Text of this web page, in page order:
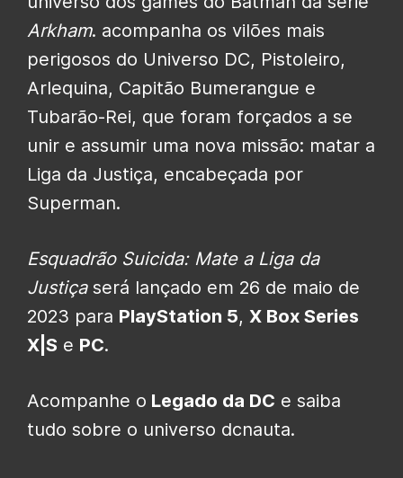
Arkham. acompanha os vilões mais
perigosos do Universo DC, Pistoleiro,
Arlequina, Capitão Bumerangue e
Tubarão-Rei, que foram forçados a se
unir e assumir uma nova missão: matar a
Liga da Justiça, encabeçada por
Superman.
Esquadrão Suicida: Mate a Liga da
Justiçaserá lançado em 26 de maio de
2023 para PlayStation 5, X Box Series
X|S e PC.
Acompanhe o Legado da DC e saiba
tudo sobre o universo dcnauta.